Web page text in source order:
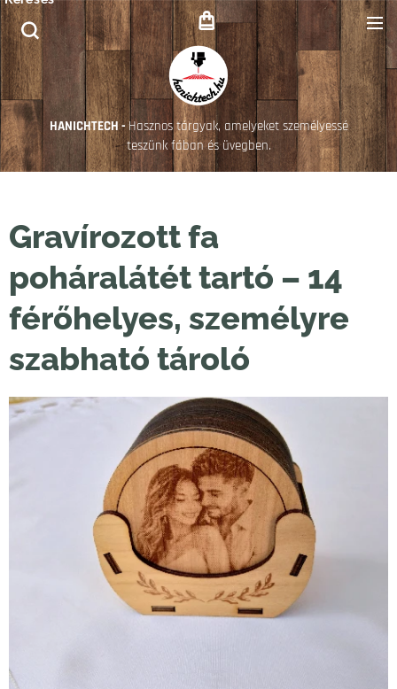
HANICHTECH - Hasznos tárgyak, amelyeket személyessé
teszünk fában és üvegben.
Gravírozott fa
poháralátét tartó – 14
férőhelyes, személyre
szabható tároló